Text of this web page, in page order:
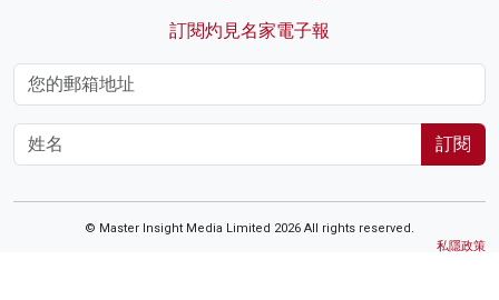
訂閱灼見名家電子報
訂閱
© Master Insight Media Limited 2026 All rights reserved.
私隱政策